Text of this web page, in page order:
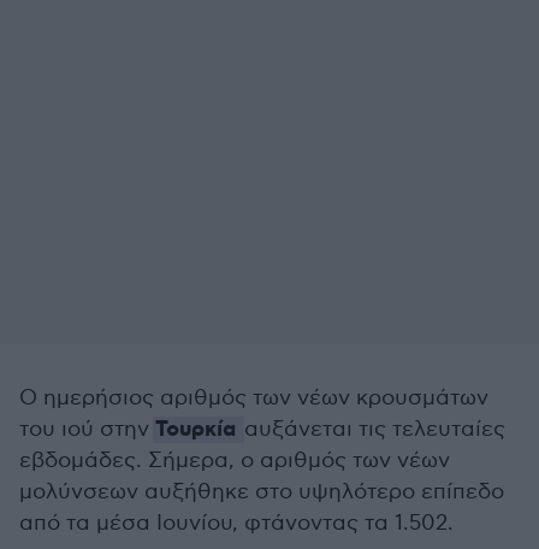
Ο ημερήσιος αριθμός των νέων κρουσμάτων
του ιού στην Τουρκία αυξάνεται τις τελευταίες
εβδομάδες. Σήμερα, ο αριθμός των νέων
μολύνσεων αυξήθηκε στο υψηλότερο επίπεδο
από τα μέσα Ιουνίου, φτάνοντας τα 1.502.